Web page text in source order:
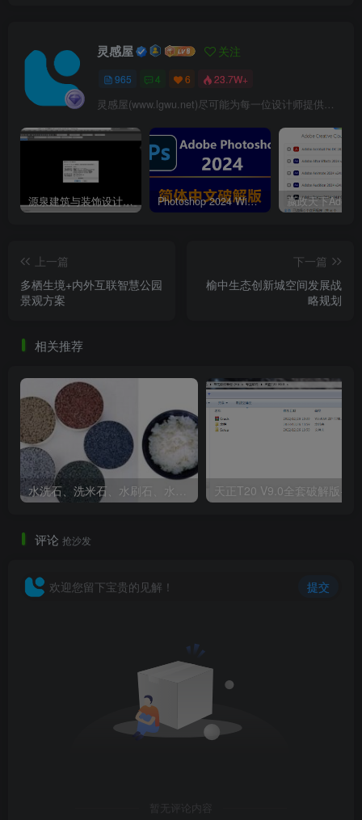
灵感屋 关注
965 4 6 23.7W+
源泉建筑与装饰设计CAD插件工具箱（YQArch 6.7.4） Photoshop 2024 Win|Mac 简体中文破解版安装包下载及安装教程
上一篇
多栖生境+内外互联智慧公园
景观方案
下一篇
榆中生态创新城空间发展战
略规划
相关推荐
评论 抢沙发
欢迎您留下宝贵的见解！ 提交
暂无评论内容